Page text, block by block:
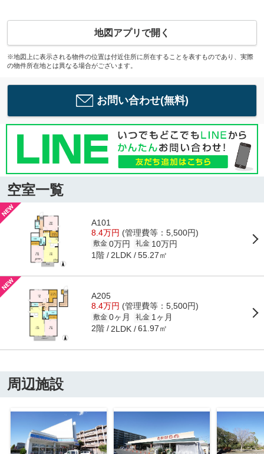
地図アプリで開く
※地図上に表示される物件の位置は付近住所に所在することを表すものであり、実際
の物件所在地とは異なる場合がございます。
お問い合わせ(無料)
空室一覧
A101
8.4万円 (管理費等：5,500円)
敷金 0万円 礼金 10万円
1階 2LDK 55.27㎡
A205
8.4万円 (管理費等：5,500円)
敷金 0ヶ月 礼金 1ヶ月
2階 2LDK 61.97㎡
周辺施設